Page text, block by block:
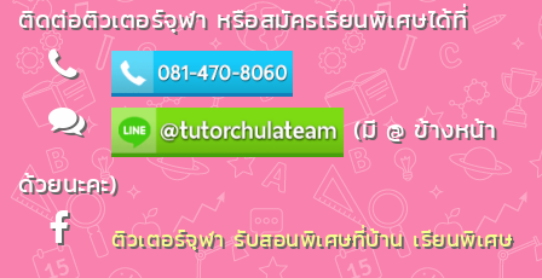
ติดต่อติวเตอร์จุฬา หรือสมัครเรียนพิเศษได้ที่
(มี @ ข้างหน้า
ด้วยนะคะ)
ติวเตอร์จุฬา รับสอนพิเศษที่บ้าน เรียนพิเศษ